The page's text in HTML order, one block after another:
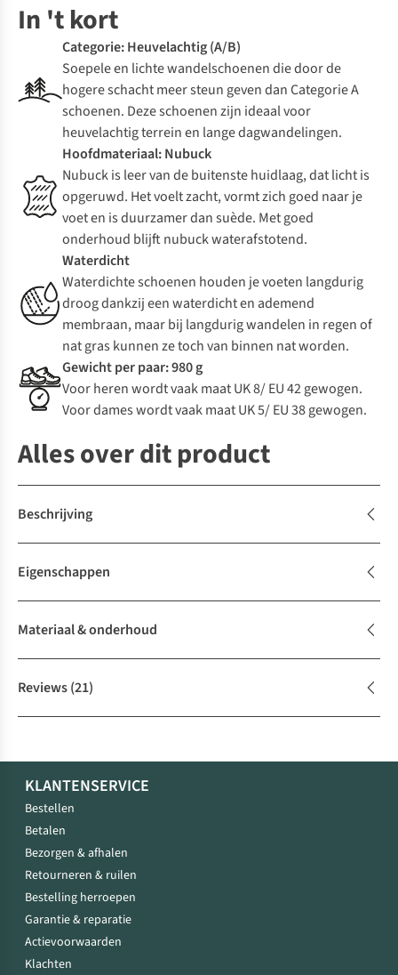
In 't kort
Categorie: Heuvelachtig (A/B)
Soepele en lichte wandelschoenen die door de
hogere schacht meer steun geven dan Categorie A
schoenen. Deze schoenen zijn ideaal voor
heuvelachtig terrein en lange dagwandelingen.
Hoofdmateriaal: Nubuck
Nubuck is leer van de buitenste huidlaag, dat licht is
opgeruwd. Het voelt zacht, vormt zich goed naar je
voet en is duurzamer dan suède. Met goed
onderhoud blijft nubuck waterafstotend.
Waterdicht
Waterdichte schoenen houden je voeten langdurig
droog dankzij een waterdicht en ademend
membraan, maar bij langdurig wandelen in regen of
nat gras kunnen ze toch van binnen nat worden.
Gewicht per paar: 980 g
Voor heren wordt vaak maat UK 8/ EU 42 gewogen.
Voor dames wordt vaak maat UK 5/ EU 38 gewogen.
Alles over dit product
Beschrijving
Eigenschappen
Materiaal & onderhoud
Reviews(21)
KLANTENSERVICE
Bestellen
Betalen
Bezorgen & afhalen
Retourneren & ruilen
Bestelling herroepen
Garantie & reparatie
Actievoorwaarden
Klachten